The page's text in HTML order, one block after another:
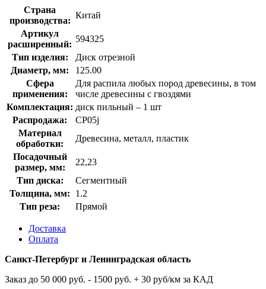
Страна
производства:
Китай
Артикул
расширенный:
594325
Тип изделия:
Диск отрезной
Диаметр, мм:
125.00
Сфера
применения:
Для распила любых пород древесины, в том
числе древесины с гвоздями
Комплектация: диск пильный – 1 шт
Распродажа:
CP05j
Материал
обработки:
Древесина, металл, пластик
Посадочный
размер, мм:
22,23
Тип диска:
Сегментный
Толщина, мм:
1.2
Тип реза:
Прямой
Доставка
Оплата
Санкт-Петербург и Ленинградская область
Заказ до 50 000 руб. - 1500 руб. + 30 руб/км за КАД